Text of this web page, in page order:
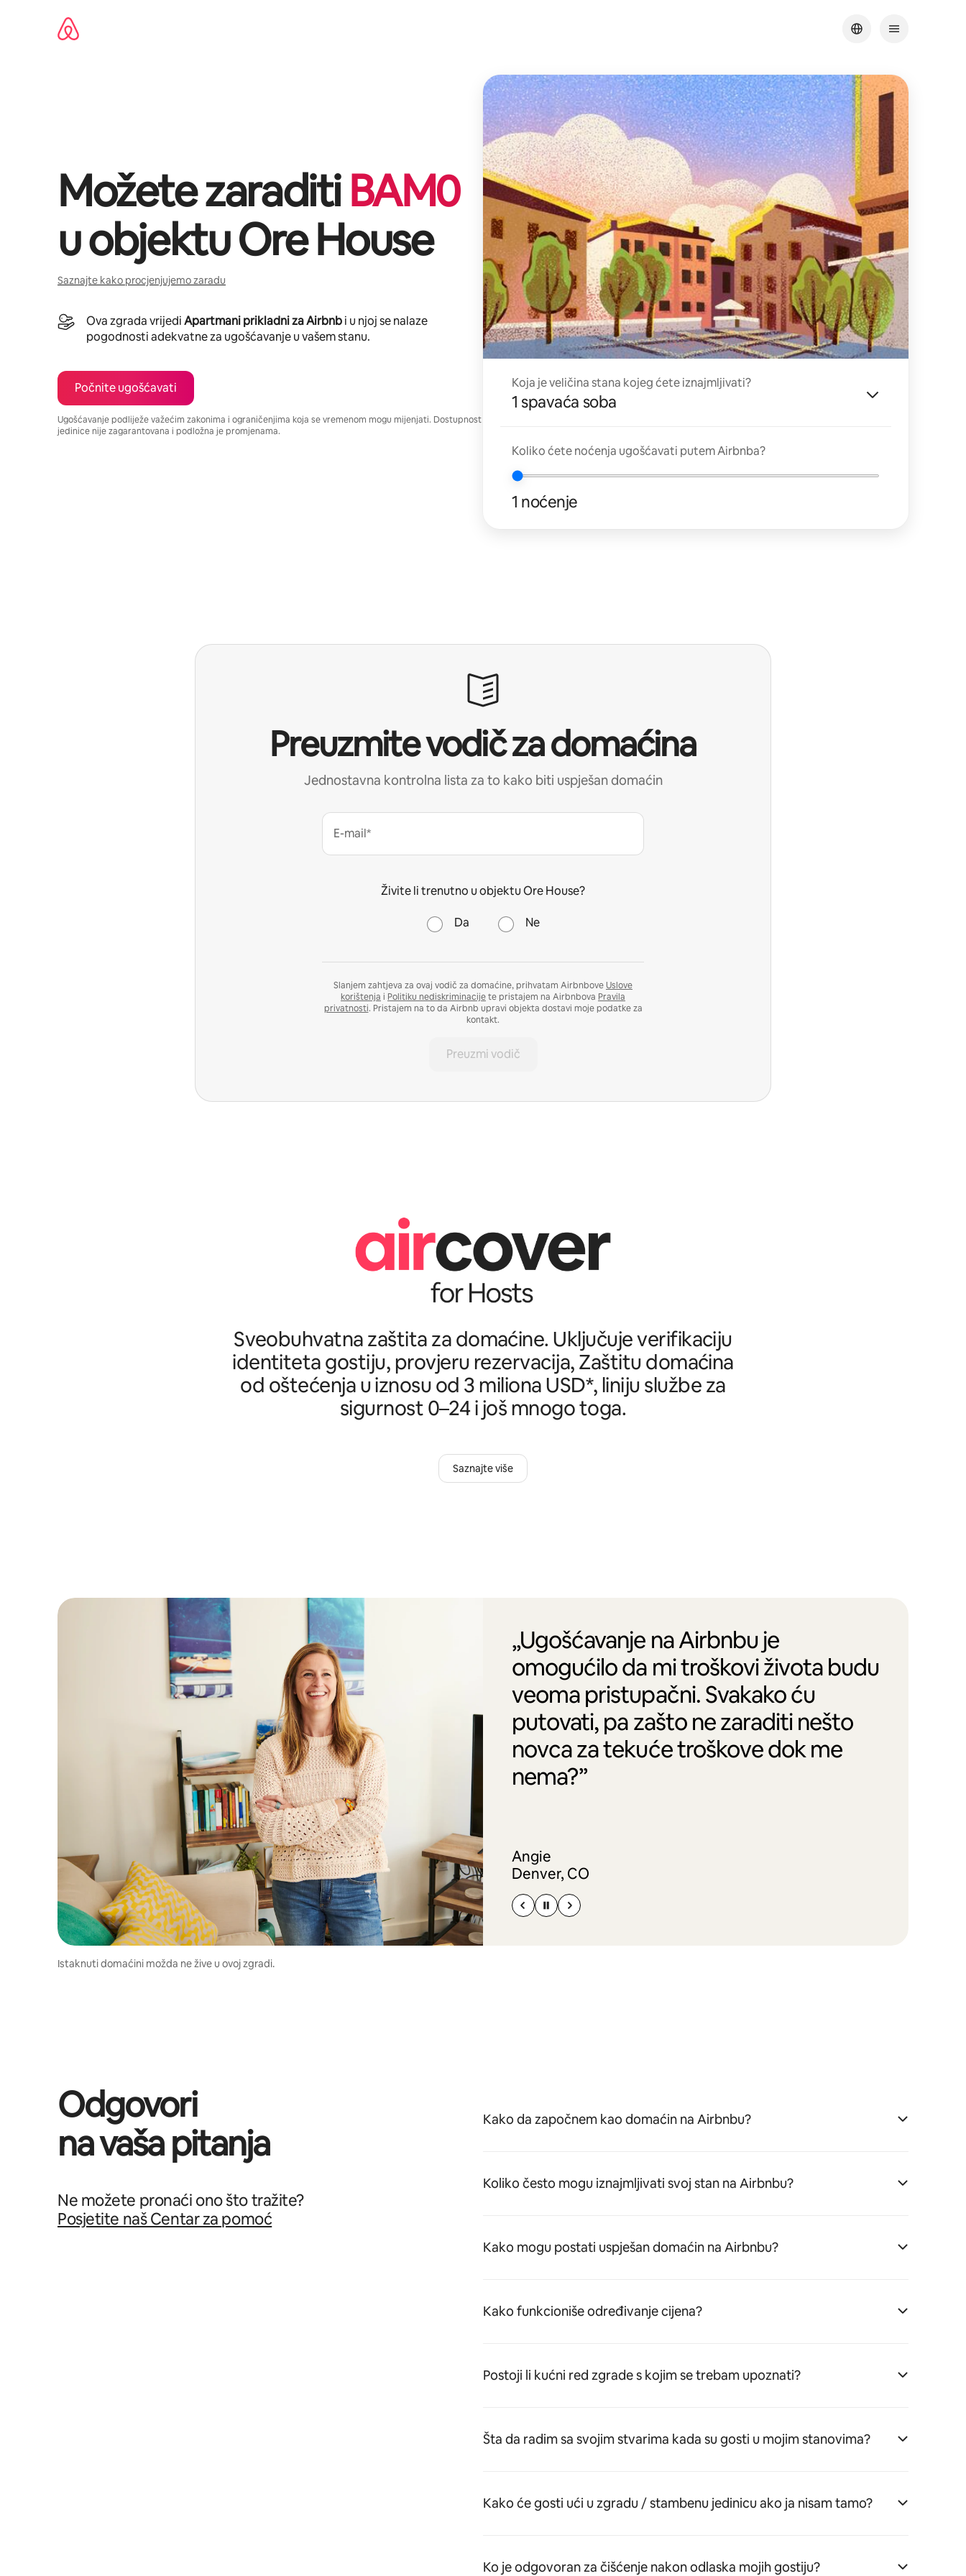
Možete zaraditiBAM0
u objektuOre House
Saznajte kako procjenjujemo zaradu
Ova zgrada vrijediApartmani prikladni za Airbnbi u njoj se nalaze
pogodnosti adekvatne za ugošćavanje u vašem stanu.
Počnite ugošćavati
Ugošćavanje podliježe važećim zakonima i ograničenjima koja se vremenom mogu mijenjati. Dostupnost
jedinice nije zagarantovana i podložna je promjenama.
Koja je veličina stana kojeg ćete iznajmljivati?
1 spavaća soba
Koliko ćete noćenja ugošćavati putem Airbnba?
1 noćenje
Preuzmite vodič za domaćina
Jednostavna kontrolna lista za to kako biti uspješan domaćin
E-mail*
Živite li trenutno u objektu Ore House?
Da Ne
Slanjem zahtjeva za ovaj vodič za domaćine, prihvatam AirbnboveUslove
korištenja i Politiku nediskriminacijete pristajem na Airbnbova Pravila
privatnosti. Pristajem na to da Airbnb upravi objekta dostavi moje podatke za
kontakt.
Preuzmi vodič
Sveobuhvatna zaštita za domaćine. Uključuje verifikaciju
identiteta gostiju, provjeru rezervacija, Zaštitu domaćina
od oštećenja u iznosu od 3 miliona USD*, liniju službe za
sigurnost 0–24 i još mnogo toga.
Saznajte više
„Ugošćavanje na Airbnbu je
omogućilo da mi troškovi života budu
veoma pristupačni. Svakako ću
putovati, pa zašto ne zaraditi nešto
novca za tekuće troškove dok me
nema?”
Angie
Denver, CO
Istaknuti domaćini možda ne žive u ovoj zgradi.
Odgovori
na vaša pitanja
Ne možete pronaći ono što tražite?
Posjetite naš Centar za pomoć
Kako da započnem kao domaćin na Airbnbu?
Koliko često mogu iznajmljivati svoj stan na Airbnbu?
Kako mogu postati uspješan domaćin na Airbnbu?
Kako funkcioniše određivanje cijena?
Postoji li kućni red zgrade s kojim se trebam upoznati?
Šta da radim sa svojim stvarima kada su gosti u mojim stanovima?
Kako će gosti ući u zgradu / stambenu jedinicu ako ja nisam tamo?
Ko je odgovoran za čišćenje nakon odlaska mojih gostiju?